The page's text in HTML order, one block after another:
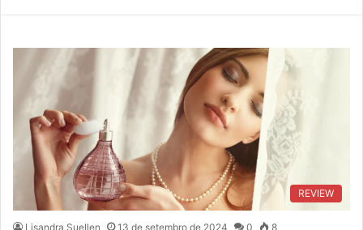
REVIEW
Lisandra Suellen 13 de setembro de 2024 0 8